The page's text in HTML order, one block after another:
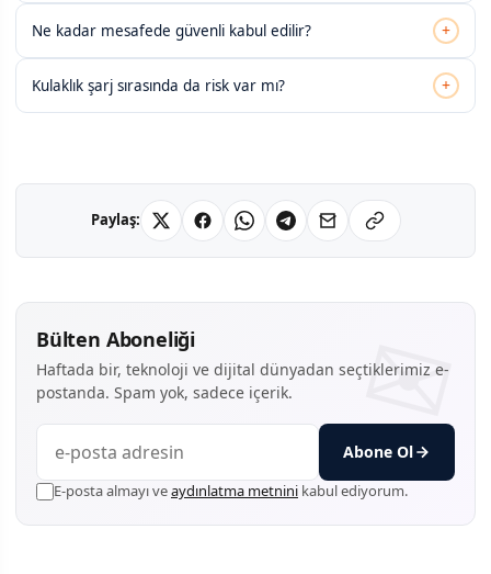
Ne kadar mesafede güvenli kabul edilir? +
Kulaklık şarj sırasında da risk var mı? +
Paylaş:
Bülten Aboneliği
Haftada bir, teknoloji ve dijital dünyadan seçtiklerimiz e-
postanda. Spam yok, sadece içerik.
Abone Ol
E-posta almayı veaydınlatma metnini kabul ediyorum.